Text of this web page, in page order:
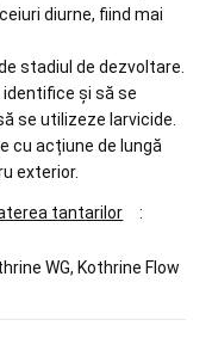
diurne, fiind mai
stadiul de dezvoltare.
și să se
se utilizeze larvicide.
cu acțiune de lungă
exterior.
tantarilor :
WG, Kothrine Flow